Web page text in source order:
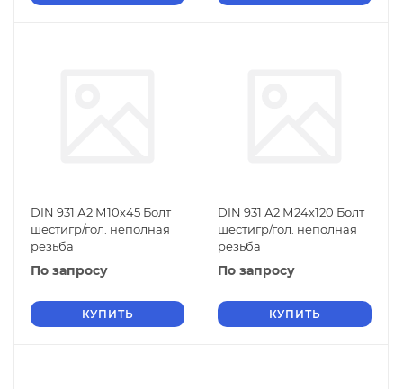
DIN 931 А2 М10х45 Болт
шестигр/гол. неполная
резьба
По запросу
КУПИТЬ
DIN 931 А2 М24х120 Болт
шестигр/гол. неполная
резьба
По запросу
КУПИТЬ